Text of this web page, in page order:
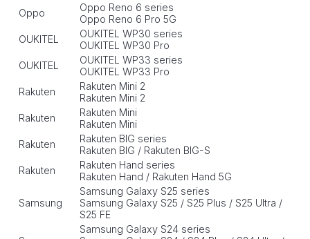
Oppo
Oppo Reno 6 series
Oppo Reno 6 Pro 5G
OUKITEL
OUKITEL WP30 series
OUKITEL WP30 Pro
OUKITEL
OUKITEL WP33 series
OUKITEL WP33 Pro
Rakuten
Rakuten Mini 2
Rakuten Mini 2
Rakuten
Rakuten Mini
Rakuten Mini
Rakuten
Rakuten BIG series
Rakuten BIG / Rakuten BIG-S
Rakuten
Rakuten Hand series
Rakuten Hand / Rakuten Hand 5G
Samsung
Samsung Galaxy S25 series
Samsung Galaxy S25 / S25 Plus / S25 Ultra /
S25 FE
Samsung Galaxy S24 series